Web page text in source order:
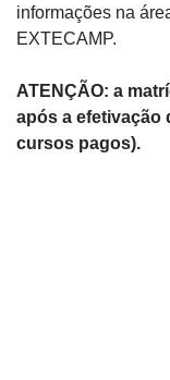
informações na
EXTECAMP.
ATENÇÃO: a
após a efetivação
cursos pagos).